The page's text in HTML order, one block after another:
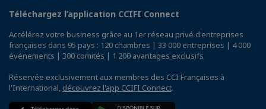
Téléchargez l’application CCIFI Connect
Accélérez votre business grâce au 1er réseau privé d'entreprises
françaises dans 95 pays : 120 chambres | 33 000 entreprises | 4 000
événements | 300 comités | 1 200 avantages exclusifs
Réservée exclusivement aux membres des CCI Françaises à
l'International, découvrez l'app CCIFI Connect.